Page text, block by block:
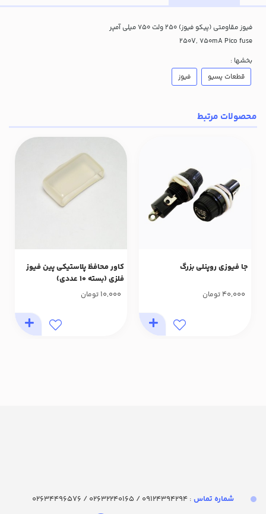
فیوز مقاومتی (پیکو فیوز) 250 ولت 750 میلی آمپر
250V, 750mA Pico fuse
بخشها :
قطعات پسیو
فیوز
محصولات مرتبط
جا فیوزی روپنلی بزرگ
40,000 تومان
کاور محافظ پلاستیکی پین فیوز
فلزی (بسته 10 عددی)
10,000 تومان
شماره تماس‌ : 09124394294 / 02632240165 / 02634496576